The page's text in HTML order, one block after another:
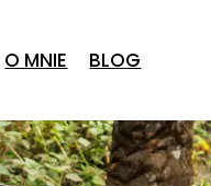
O MNIE BLOG